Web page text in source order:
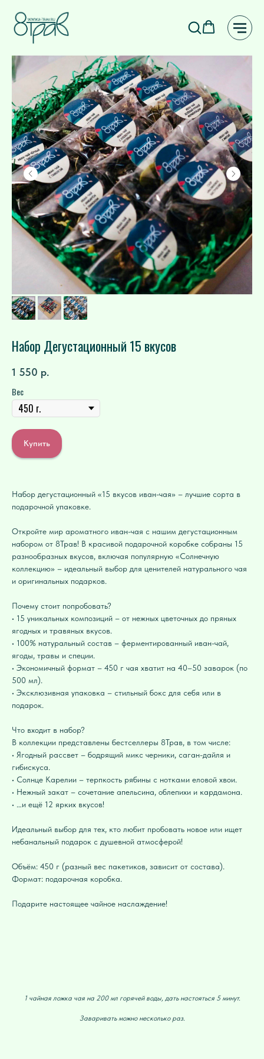
Набор Дегустационный 15 вкусов
1 550 р.
Вес
Купить
Набор дегустационный «15 вкусов иван-чая» – лучшие сорта в
подарочной упаковке.
Откройте мир ароматного иван-чая с нашим дегустационным
набором от 8Трав! В красивой подарочной коробке собраны 15
разнообразных вкусов, включая популярную «Солнечную
коллекцию» – идеальный выбор для ценителей натурального чая
и оригинальных подарков.
Почему стоит попробовать?
• 15 уникальных композиций – от нежных цветочных до пряных
ягодных и травяных вкусов.
• 100% натуральный состав – ферментированный иван-чай,
ягоды, травы и специи.
• Экономичный формат – 450 г чая хватит на 40–50 заварок (по
500 мл).
• Эксклюзивная упаковка – стильный бокс для себя или в
подарок.
Что входит в набор?
В коллекции представлены бестселлеры 8Трав, в том числе:
• Ягодный рассвет – бодрящий микс черники, саган-дайля и
гибискуса.
• Солнце Карелии – терпкость рябины с нотками еловой хвои.
• Нежный закат – сочетание апельсина, облепихи и кардамона.
• …и ещё 12 ярких вкусов!
Идеальный выбор для тех, кто любит пробовать новое или ищет
небанальный подарок с душевной атмосферой!
Объём: 450 г (разный вес пакетиков, зависит от состава).
Формат: подарочная коробка.
Подарите настоящее чайное наслаждение!
1 чайная ложка чая на 200 мл горячей воды, дать настояться 5 минут.
Заваривать можно несколько раз.